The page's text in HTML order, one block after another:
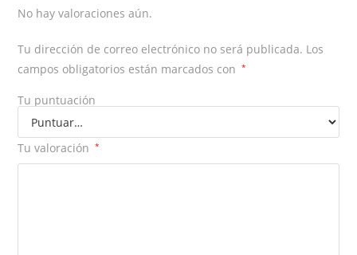
No hay valoraciones aún.
Tu dirección de correo electrónico no será publicada. Los
campos obligatorios están marcados con
*
Tu puntuación
Tu valoración *